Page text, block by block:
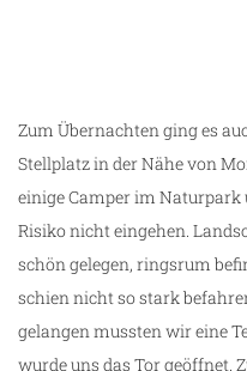
Zum Übernachten ging es
Stellplatz in der Nähe von
einige Camper im
Risiko nicht eingehen.
schön gelegen, ringsrum
schien nicht so stark
gelangen mussten wir eine
wurde uns das Tor geöffnet.